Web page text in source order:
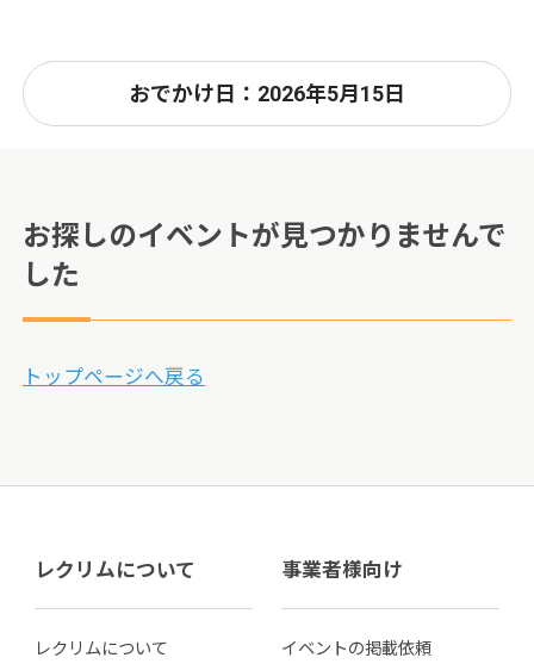
おでかけ日：2026年5月15日
お探しのイベントが見つかりませんで
した
トップページへ戻る
レクリムについて
レクリムについて
事業者様向け
イベントの掲載依頼